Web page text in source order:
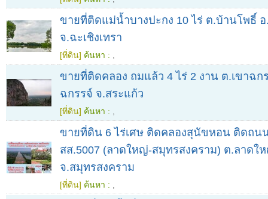
ขายที่ติดแม่น้ำบางปะกง 10 ไร่ ต.บ้านโพธิ์
จ.ฉะเชิงเทรา
[ที่ดิน] ค้นหา :
ขายที่ติดคลอง ถมแล้ว 4 ไร่ 2 งาน ต.เขาฉก
ฉกรรจ์ จ.สระแก้ว
[ที่ดิน] ค้นหา :
ขายที่ดิน 6 ไร่เศษ ติดคลองสุนัขหอน ติดถน
สส.5007 (ลาดใหญ่-สมุทรสงคราม) ต.ลาดใ
จ.สมุทรสงคราม
[ที่ดิน] ค้นหา :